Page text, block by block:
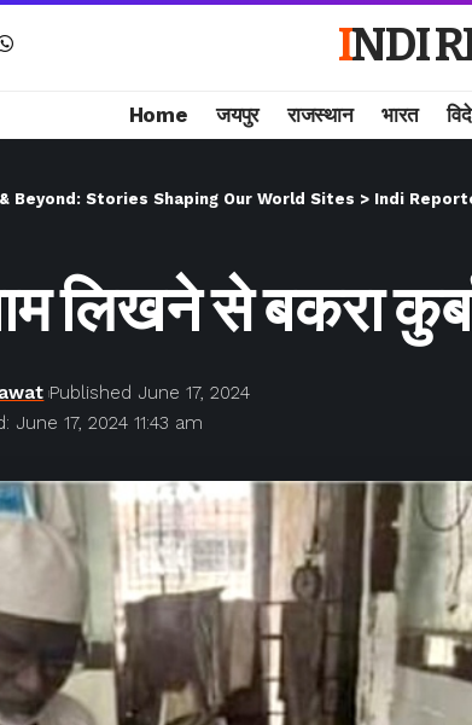
INDI
Home जयपुर राजस्थान भारत
Beyond: Stories Shaping Our World Sites > Indi
लिखने से बकरा
June 17, 2024 11:43 am
Published June 17, 2024